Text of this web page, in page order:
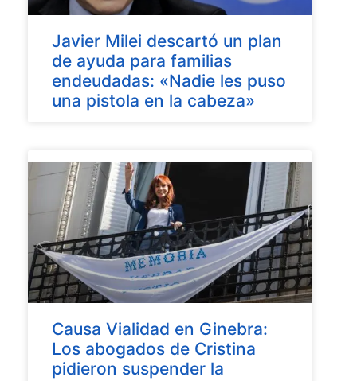
Javier Milei descartó un plan
de ayuda para familias
endeudadas: «Nadie les puso
una pistola en la cabeza»
Causa Vialidad en Ginebra:
Los abogados de Cristina
pidieron suspender la